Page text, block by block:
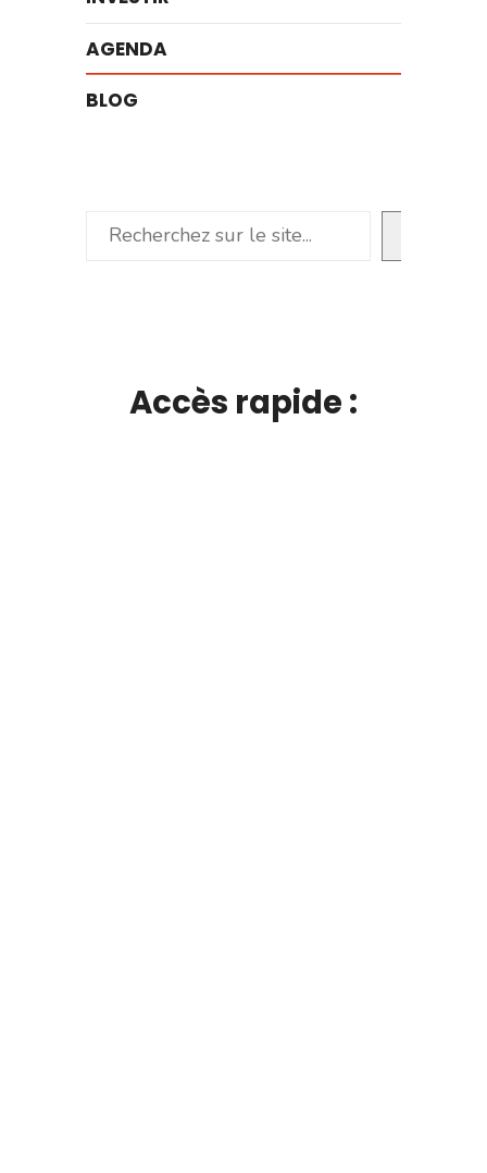
AGENDA
BLOG
Rechercher
Accès rapide :